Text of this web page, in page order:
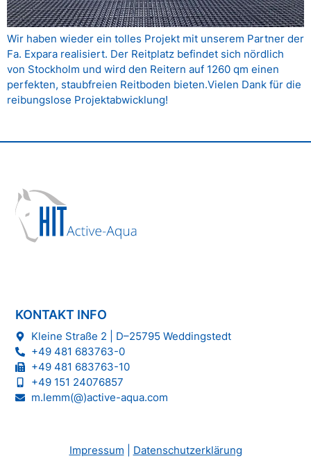
Wir haben wieder ein tolles Projekt mit unserem Partner der
Fa. Expara realisiert. Der Reitplatz befindet sich nördlich
von Stockholm und wird den Reitern auf 1260 qm einen
perfekten, staubfreien Reitboden bieten.Vielen Dank für die
reibungslose Projektabwicklung!
KONTAKT INFO
Kleine Straße 2 | D–25795 Weddingstedt
+49 481 683763-0
+49 481 683763-10
+49 151 24076857
m.lemm(@)active-aqua.com
Impressum Datenschutzerklärung